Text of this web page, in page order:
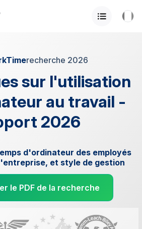
recherche 2026
sur l'utilisation
au travail -
2026
d'ordinateur des employés
et style de gestion
le PDF de la recherche